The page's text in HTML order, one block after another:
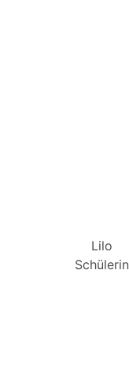
Lilo
Schülerin